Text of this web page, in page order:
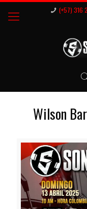
(+57) 316
Wilson